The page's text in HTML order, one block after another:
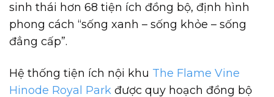
sinh thái hơn 68 tiện ích đồng bộ, định hình
phong cách “sống xanh – sống khỏe – sống
đẳng cấp”.
Hệ thống tiện ích nội khu The Flame Vine
Hinode Royal Park được quy hoạch đồng bộ